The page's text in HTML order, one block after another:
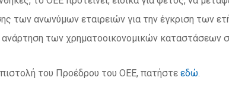
των ανωνύμων εταιρειών για την έγκριση των
των χρηματοοικονομικών καταστάσεων
του Προέδρου του ΟΕΕ, πατήστε εδώ.